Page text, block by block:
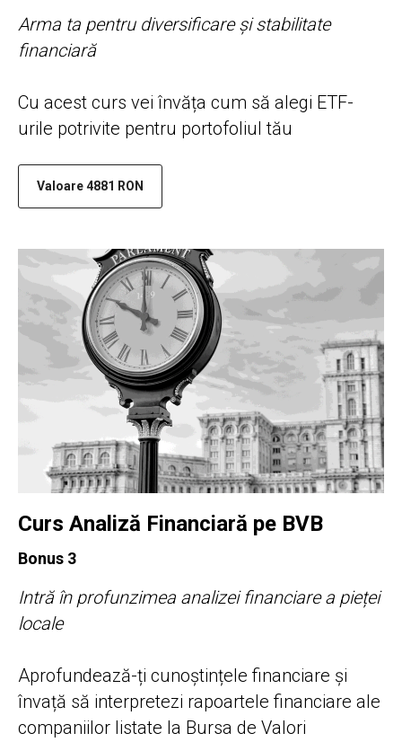
Arma ta pentru diversificare și stabilitate
financiară
Cu acest curs vei învăța cum să alegi ETF-
urile potrivite pentru portofoliul tău
Valoare 4881 RON
Curs Analiză Financiară pe BVB
Bonus 3
Intră în profunzimea analizei financiare a pieței
locale
Aprofundează-ți cunoștințele financiare și
învață să interpretezi rapoartele financiare ale
companiilor listate la Bursa de Valori